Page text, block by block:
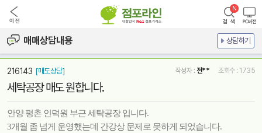
매매상담내용 상담하기
216143 [매도상담] 작성자 : 전** 조회수 : 1735
세탁공장 매도 원합니다.
안양 평촌 인덕원 부근 세탁공장 입니다.
3개월 좀 넘게 운영했는데 간강상 문제로 못하게 되었습니다.